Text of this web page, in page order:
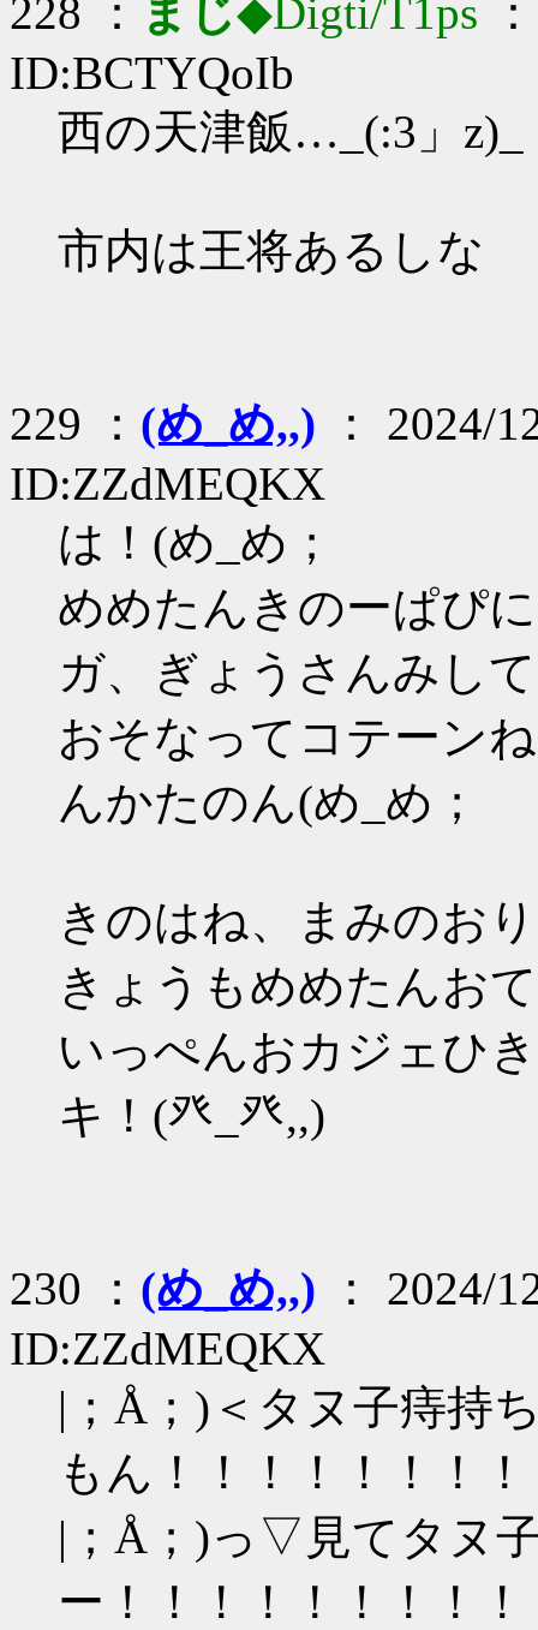
228 ： まじ◆Digti/T1ps
ID:BCTYQoIb
西の天津飯…_(:3」z)_
市内は王将あるしな
229 ： (め_め,,) ： 2024/
ID:ZZdMEQKX
は！(め_め；
めめたんきのーぱぴ
ガ、ぎょうさんみし
おそなってコテーン
んかたのん(め_め；
きのはね、まみのお
きょうもめめたんお
いっぺんおカジェひ
キ！(癶_癶,,)
230 ： (め_め,,) ： 2024/
ID:ZZdMEQKX
|；Å；)＜タヌ子痔持
もん！！！！！！！！
|；Å；)っ▽見てタヌ
ー！！！！！！！！